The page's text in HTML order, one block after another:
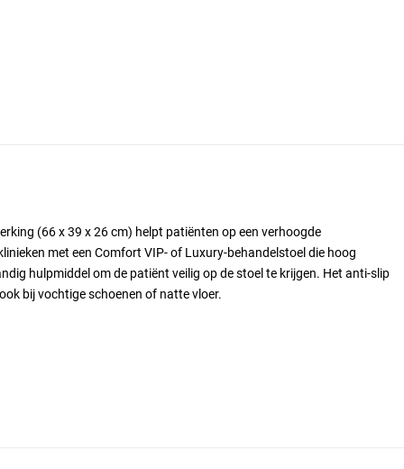
(66 x 39 x 26 cm) helpt patiënten op een verhoogde
met een Comfort VIP- of Luxury-behandelstoel die hoog
hulpmiddel om de patiënt veilig op de stoel te krijgen. Het anti-slip
bij vochtige schoenen of natte vloer.